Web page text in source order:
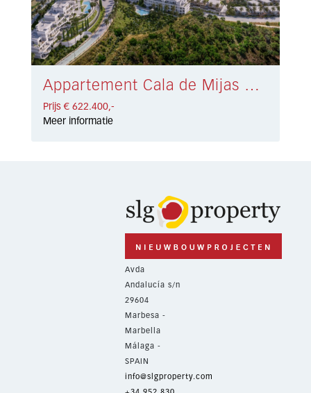
Appartement Cala de Mijas € 622.400,-
Prijs € 622.400,-
Meer informatie
Avda
Andalucía s/n
29604
Marbesa -
Marbella
Málaga -
SPAIN
info@slgproperty.com